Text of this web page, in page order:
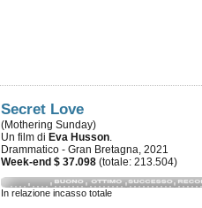
Secret Love
(Mothering Sunday)
Un film di Eva Husson.
Drammatico - Gran Bretagna, 2021
Week-end $ 37.098 (totale: 213.504)
In relazione incasso totale